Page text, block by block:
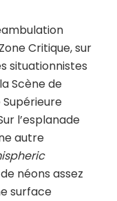
Critique, sur
situationnistes
Scène de
Supérieure
l’esplanade
autre
néons assez
surface